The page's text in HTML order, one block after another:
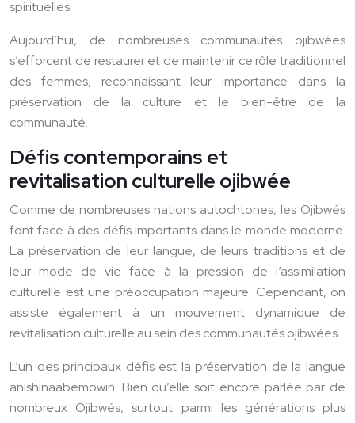
spirituelles.
Aujourd’hui, de nombreuses communautés ojibwées
s’efforcent de restaurer et de maintenir ce rôle traditionnel
des femmes, reconnaissant leur importance dans la
préservation de la culture et le bien-être de la
communauté.
Défis contemporains et
revitalisation culturelle ojibwée
Comme de nombreuses nations autochtones, les Ojibwés
font face à des défis importants dans le monde moderne.
La préservation de leur langue, de leurs traditions et de
leur mode de vie face à la pression de l’assimilation
culturelle est une préoccupation majeure. Cependant, on
assiste également à un mouvement dynamique de
revitalisation culturelle au sein des communautés ojibwées.
L’un des principaux défis est la préservation de la langue
anishinaabemowin. Bien qu’elle soit encore parlée par de
nombreux Ojibwés, surtout parmi les générations plus